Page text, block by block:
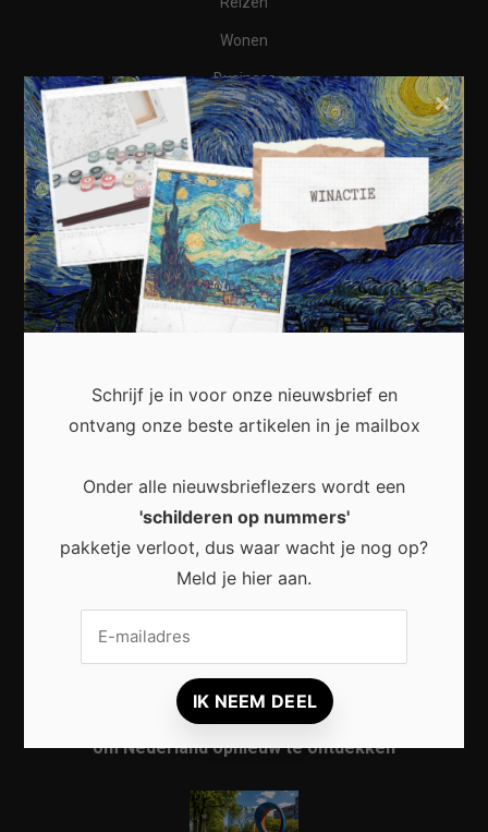
Wonen
Business
Financieel
Varia
Meest recent
Kunst in huis: zo creëer je een persoonlijke en
inspirerende leefruimte
Waarom een thuisbatterij steeds interessanter
wordt voor Nederlandse huishoudens
Waarom micro-avonturen de perfecte manier zijn
om Nederland opnieuw te ontdekken
Schrijf je in voor onze nieuwsbrief en
ontvang onze beste artikelen in je mailbox
Onder alle nieuwsbrieflezers wordt een
'schilderen op nummers'
pakketje verloot, dus waar wacht je nog op?
Meld je hier aan.
×